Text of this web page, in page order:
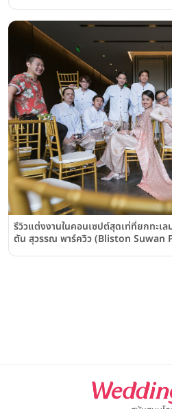
รีวิวแต่งงานในคอนเซปต์สุดเท่ที่ยกทะเ
ตัน สุวรรณ พาร์ควิว (Bliston Suwan